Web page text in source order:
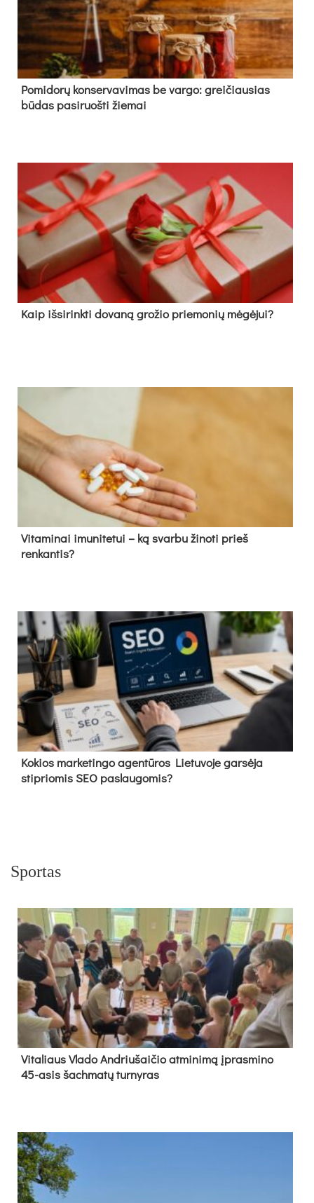
Pomidorų konservavimas be vargo: greičiausias
būdas pasiruošti žiemai
Kaip išsirinkti dovaną grožio priemonių mėgėjui?
Vitaminai imunitetui – ką svarbu žinoti prieš
renkantis?
Kokios marketingo agentūros Lietuvoje garsėja
stipriomis SEO paslaugomis?
Sportas
Vi­ta­liaus Vla­do And­riu­šai­čio at­mi­ni­mą įpras­mi­no
45-asis šach­ma­tų tur­ny­ras